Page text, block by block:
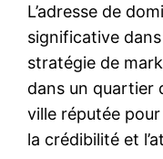
L’adresse de
significative
stratégie de
dans un quartier
ville réputée
la crédibilité et